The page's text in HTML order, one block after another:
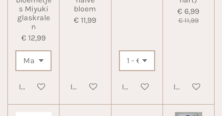
s Miyuki
glaskrale
n
€ 12,99
In winkelwagen
bloem
€ 11,99
In winkelwagenIn winkelwagen
€ 6,99
€ 11,99
In